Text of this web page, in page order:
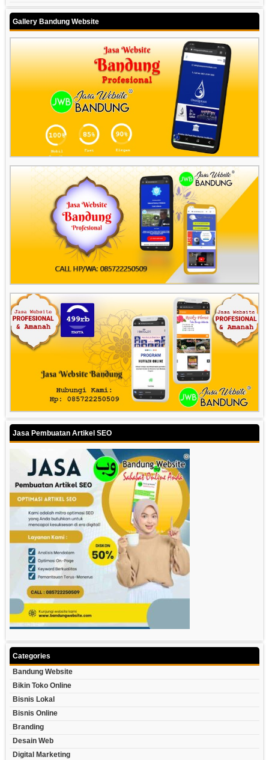
Gallery Bandung Website
Jasa Pembuatan Artikel SEO
Categories
Bandung Website
Bikin Toko Online
Bisnis Lokal
Bisnis Online
Branding
Desain Web
Digital Marketing